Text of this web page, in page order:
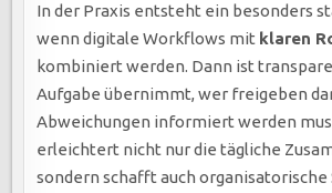
In der Praxis entsteht ein besonders
wenn digitale Workflows mit klaren
kombiniert werden. Dann ist
Aufgabe übernimmt, wer freigeben
Abweichungen informiert werden
erleichtert nicht nur die tägliche
sondern schafft auch organisatorische